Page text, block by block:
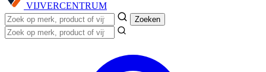
VIJVERCENTRUM
Zoeken